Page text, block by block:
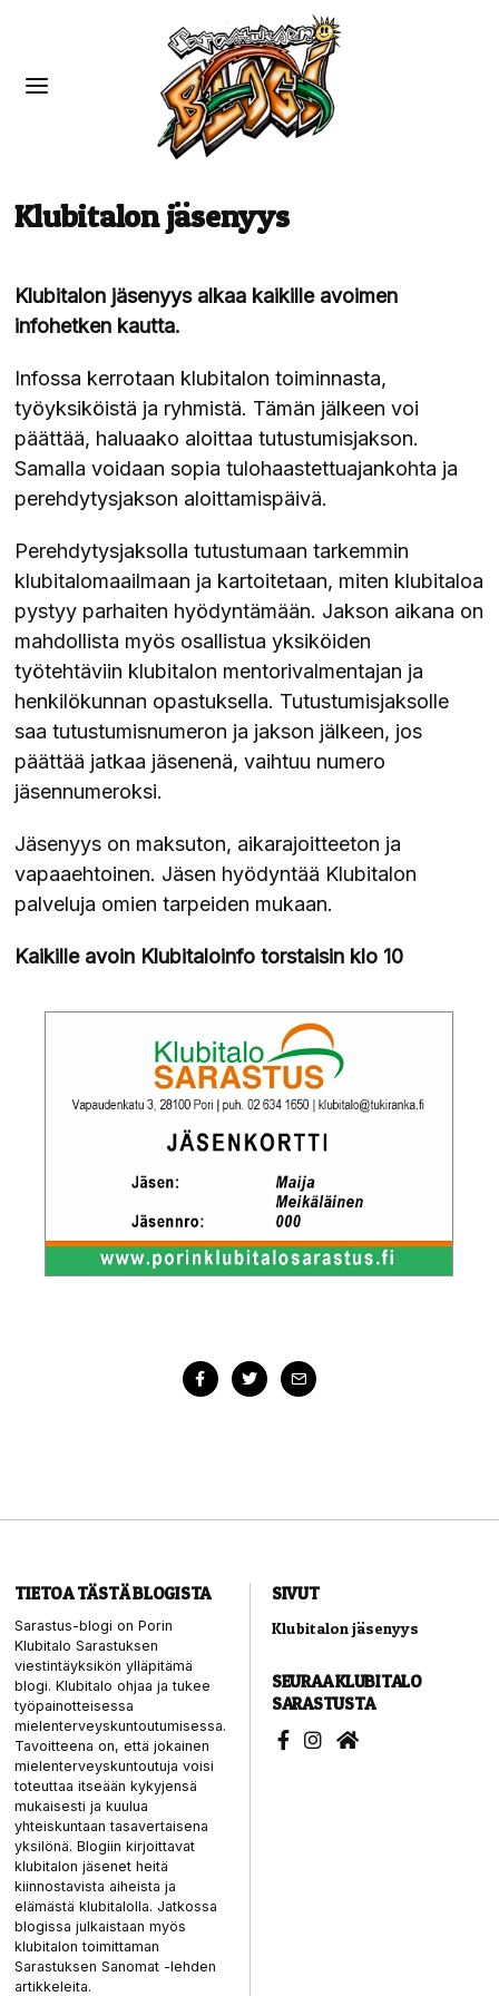
Klubitalon jäsenyys
Klubitalon jäsenyys alkaa kaikille avoimen
infohetken kautta.
Infossa kerrotaan klubitalon toiminnasta,
työyksiköistä ja ryhmistä. Tämän jälkeen voi
päättää, haluaako aloittaa tutustumisjakson.
Samalla voidaan sopia tulohaastettuajankohta ja
perehdytysjakson aloittamispäivä.
Perehdytysjaksolla tutustumaan tarkemmin
klubitalomaailmaan ja kartoitetaan, miten klubitaloa
pystyy parhaiten hyödyntämään. Jakson aikana on
mahdollista myös osallistua yksiköiden
työtehtäviin klubitalon mentorivalmentajan ja
henkilökunnan opastuksella. Tutustumisjaksolle
saa tutustumisnumeron ja jakson jälkeen, jos
päättää jatkaa jäsenenä, vaihtuu numero
jäsennumeroksi.
Jäsenyys on maksuton, aikarajoitteeton ja
vapaaehtoinen. Jäsen hyödyntää Klubitalon
palveluja omien tarpeiden mukaan.
Kaikille avoin Klubitaloinfo torstaisin klo 10
TIETOA TÄSTÄ BLOGISTA
Sarastus-blogi on Porin
Klubitalo Sarastuksen
viestintäyksikön ylläpitämä
blogi. Klubitalo ohjaa ja tukee
työpainotteisessa
mielenterveyskuntoutumisessa.
Tavoitteena on, että jokainen
mielenterveyskuntoutuja voisi
toteuttaa itseään kykyjensä
mukaisesti ja kuulua
yhteiskuntaan tasavertaisena
yksilönä. Blogiin kirjoittavat
klubitalon jäsenet heitä
kiinnostavista aiheista ja
elämästä klubitalolla. Jatkossa
blogissa julkaistaan myös
klubitalon toimittaman
Sarastuksen Sanomat -lehden
artikkeleita.
SIVUT
Klubitalon jäsenyys
SEURAA KLUBITALO
SARASTUSTA